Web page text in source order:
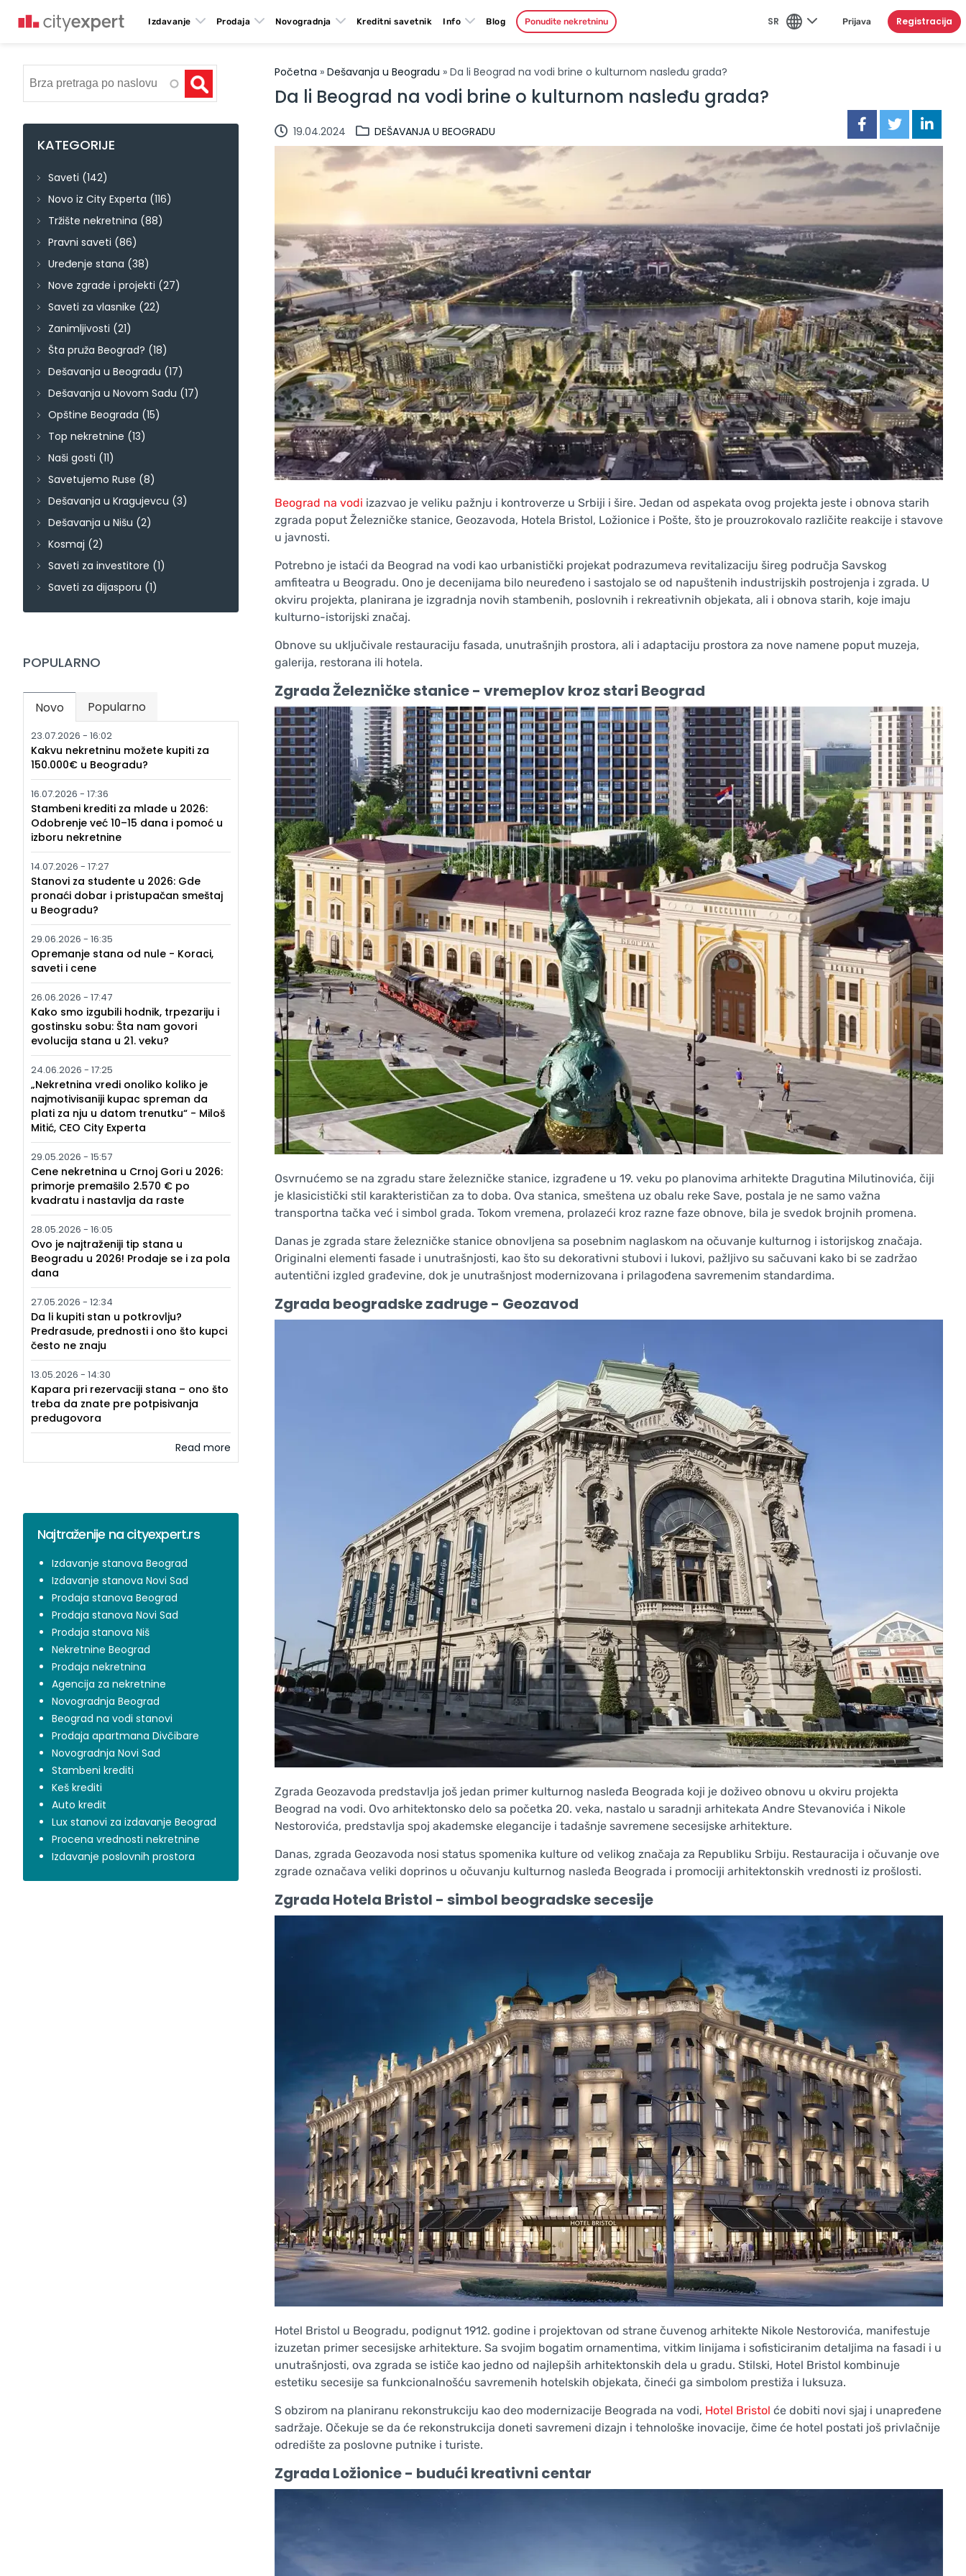
SR
Izdavanje Prodaja Novogradnja Kreditni savetnik Info Blog Ponudite nekretninu Prijava Registracija
Početna » Dešavanja u Beogradu » Da li Beograd na vodi brine o kulturnom nasleđu grada?
Da li Beograd na vodi brine o kulturnom nasleđu grada?
19.04.2024 DEŠAVANJA U BEOGRADU
Beograd na vodi izazvao je veliku pažnju i kontroverze u Srbiji i šire. Jedan od aspekata ovog projekta jeste i obnova starih
zgrada poput Železničke stanice, Geozavoda, Hotela Bristol, Ložionice i Pošte, što je prouzrokovalo različite reakcije i stavove
u javnosti.
Potrebno je istaći da Beograd na vodi kao urbanistički projekat podrazumeva revitalizaciju šireg područja Savskog
amfiteatra u Beogradu. Ono je decenijama bilo neuređeno i sastojalo se od napuštenih industrijskih postrojenja i zgrada. U
okviru projekta, planirana je izgradnja novih stambenih, poslovnih i rekreativnih objekata, ali i obnova starih, koje imaju
kulturno-istorijski značaj.
Obnove su uključivale restauraciju fasada, unutrašnjih prostora, ali i adaptaciju prostora za nove namene poput muzeja,
galerija, restorana ili hotela.
Zgrada Železničke stanice - vremeplov kroz stari Beograd
Osvrnućemo se na zgradu stare železničke stanice, izgrađene u 19. veku po planovima arhitekte Dragutina Milutinovića, čiji
je klasicistički stil karakterističan za to doba. Ova stanica, smeštena uz obalu reke Save, postala je ne samo važna
transportna tačka već i simbol grada. Tokom vremena, prolazeći kroz razne faze obnove, bila je svedok brojnih promena.
Danas je zgrada stare železničke stanice obnovljena sa posebnim naglaskom na očuvanje kulturnog i istorijskog značaja.
Originalni elementi fasade i unutrašnjosti, kao što su dekorativni stubovi i lukovi, pažljivo su sačuvani kako bi se zadržao
autentični izgled građevine, dok je unutrašnjost modernizovana i prilagođena savremenim standardima.
Zgrada beogradske zadruge - Geozavod
Zgrada Geozavoda predstavlja još jedan primer kulturnog nasleđa Beograda koji je doživeo obnovu u okviru projekta
Beograd na vodi. Ovo arhitektonsko delo sa početka 20. veka, nastalo u saradnji arhitekata Andre Stevanovića i Nikole
Nestorovića, predstavlja spoj akademske elegancije i tadašnje savremene secesijske arhitekture.
Danas, zgrada Geozavoda nosi status spomenika kulture od velikog značaja za Republiku Srbiju. Restauracija i očuvanje ove
zgrade označava veliki doprinos u očuvanju kulturnog nasleđa Beograda i promociji arhitektonskih vrednosti iz prošlosti.
Zgrada Hotela Bristol - simbol beogradske secesije
Hotel Bristol u Beogradu, podignut 1912. godine i projektovan od strane čuvenog arhitekte Nikole Nestorovića, manifestuje
izuzetan primer secesijske arhitekture. Sa svojim bogatim ornamentima, vitkim linijama i sofisticiranim detaljima na fasadi i u
unutrašnjosti, ova zgrada se ističe kao jedno od najlepših arhitektonskih dela u gradu. Stilski, Hotel Bristol kombinuje
estetiku secesije sa funkcionalnošću savremenih hotelskih objekata, čineći ga simbolom prestiža i luksuza.
S obzirom na planiranu rekonstrukciju kao deo modernizacije Beograda na vodi, Hotel Bristol će dobiti novi sjaj i unapređene
sadržaje. Očekuje se da će rekonstrukcija doneti savremeni dizajn i tehnološke inovacije, čime će hotel postati još privlačnije
odredište za poslovne putnike i turiste.
Zgrada Ložionice - budući kreativni centar
KATEGORIJE
Saveti (142)
Novo iz City Experta (116)
Tržište nekretnina (88)
Pravni saveti (86)
Uređenje stana (38)
Nove zgrade i projekti (27)
Saveti za vlasnike (22)
Zanimljivosti (21)
Šta pruža Beograd? (18)
Dešavanja u Beogradu (17)
Dešavanja u Novom Sadu (17)
Opštine Beograda (15)
Top nekretnine (13)
Naši gosti (11)
Savetujemo Ruse (8)
Dešavanja u Kragujevcu (3)
Dešavanja u Nišu (2)
Kosmaj (2)
Saveti za investitore (1)
Saveti za dijasporu (1)
POPULARNO
Novo (active tab)
Popularno
23.07.2026 - 16:02
Kakvu nekretninu možete kupiti za
150.000€ u Beogradu?
16.07.2026 - 17:36
Stambeni krediti za mlade u 2026:
Odobrenje već 10–15 dana i pomoć u
izboru nekretnine
14.07.2026 - 17:27
Stanovi za studente u 2026: Gde
pronaći dobar i pristupačan smeštaj
u Beogradu?
29.06.2026 - 16:35
Opremanje stana od nule - Koraci,
saveti i cene
26.06.2026 - 17:47
Kako smo izgubili hodnik, trpezariju i
gostinsku sobu: Šta nam govori
evolucija stana u 21. veku?
24.06.2026 - 17:25
„Nekretnina vredi onoliko koliko je
najmotivisaniji kupac spreman da
plati za nju u datom trenutku“ - Miloš
Mitić, CEO City Experta
29.05.2026 - 15:57
Cene nekretnina u Crnoj Gori u 2026:
primorje premašilo 2.570 € po
kvadratu i nastavlja da raste
28.05.2026 - 16:05
Ovo je najtraženiji tip stana u
Beogradu u 2026! Prodaje se i za pola
dana
27.05.2026 - 12:34
Da li kupiti stan u potkrovlju?
Predrasude, prednosti i ono što kupci
često ne znaju
13.05.2026 - 14:30
Kapara pri rezervaciji stana – ono što
treba da znate pre potpisivanja
predugovora
Read more
Najtraženije na cityexpert.rs
Izdavanje stanova Beograd
Izdavanje stanova Novi Sad
Prodaja stanova Beograd
Prodaja stanova Novi Sad
Prodaja stanova Niš
Nekretnine Beograd
Prodaja nekretnina
Agencija za nekretnine
Novogradnja Beograd
Beograd na vodi stanovi
Prodaja apartmana Divčibare
Novogradnja Novi Sad
Stambeni krediti
Keš krediti
Auto kredit
Lux stanovi za izdavanje Beograd
Procena vrednosti nekretnine
Izdavanje poslovnih prostora